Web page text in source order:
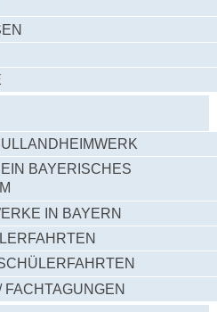
BAYERISCHES
IN BAYERN